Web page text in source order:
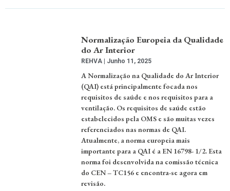
Normalização Europeia da Qualidade
do Ar Interior
REHVA Junho 11, 2025
A Normalização na Qualidade do Ar Interior
(QAI) está principalmente focada nos
requisitos de saúde e nos requisitos para a
ventilação. Os requisitos de saúde estão
estabelecidos pela OMS e são muitas vezes
referenciados nas normas de QAI.
Atualmente, a norma europeia mais
importante para a QAI é a EN 16798- 1/2. Esta
norma foi desenvolvida na comissão técnica
do CEN – TC156 e encontra-se agora em
revisão.